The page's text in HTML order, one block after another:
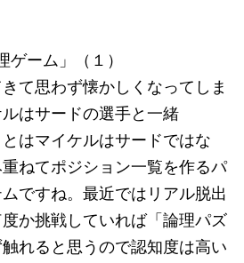
ゲーム」（１）
て思わず懐かしくなってしま
はサードの選手と一緒
はマイケルはサードではな
ねてポジション一覧を作るパ
ですね。最近ではリアル脱出
か挑戦していれば「論理パズ
れると思うので認知度は高い